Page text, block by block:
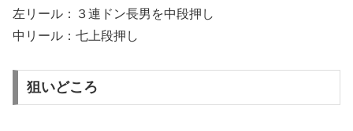
左リール：３連ドン長男を中段押し
中リール：七上段押し
狙いどころ